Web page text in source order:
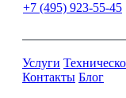
+7 (495) 923-55-45
Услуги
Контакты Блог